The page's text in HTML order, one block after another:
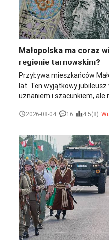
Małopolska ma coraz
regionie tarnowskim?
Przybywa mieszkańców
lat. Ten wyjątkowy
uznaniem i szacunkiem, ale
wsparciem finansowym.
małopolskim wypłaca
2026-08-04 16 4.5(8)